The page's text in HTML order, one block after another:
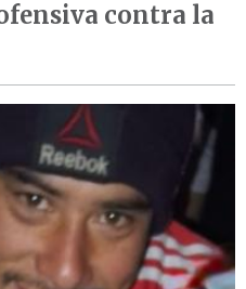
contra la